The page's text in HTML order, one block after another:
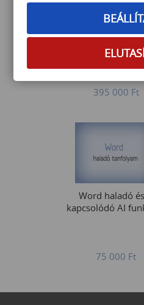
PRINCE2
tanfolyam és vizsga
395 000 Ft
Word haladó
kapcsolódó AI
75 000 Ft